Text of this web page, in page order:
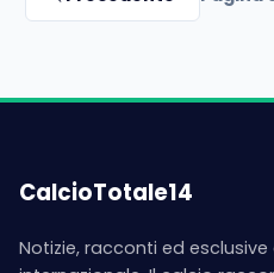
CalcioTotale14
Notizie, racconti ed